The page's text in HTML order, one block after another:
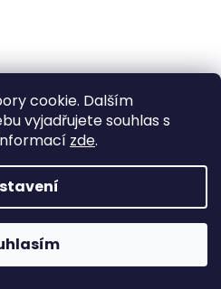
cookie. Dalším
vyjadřujete souhlas s
zde.
JVD JC064.1
Kč